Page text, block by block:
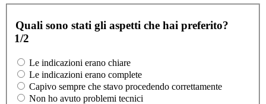
Quali sono stati gli aspetti che hai preferito?
1/2
Le indicazioni erano chiare
Le indicazioni erano complete
Capivo sempre che stavo procedendo correttamente
Non ho avuto problemi tecnici